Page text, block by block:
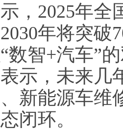
，2025年全
年将突破
数智+汽车”
示，未来几
新能源车维
闭环。